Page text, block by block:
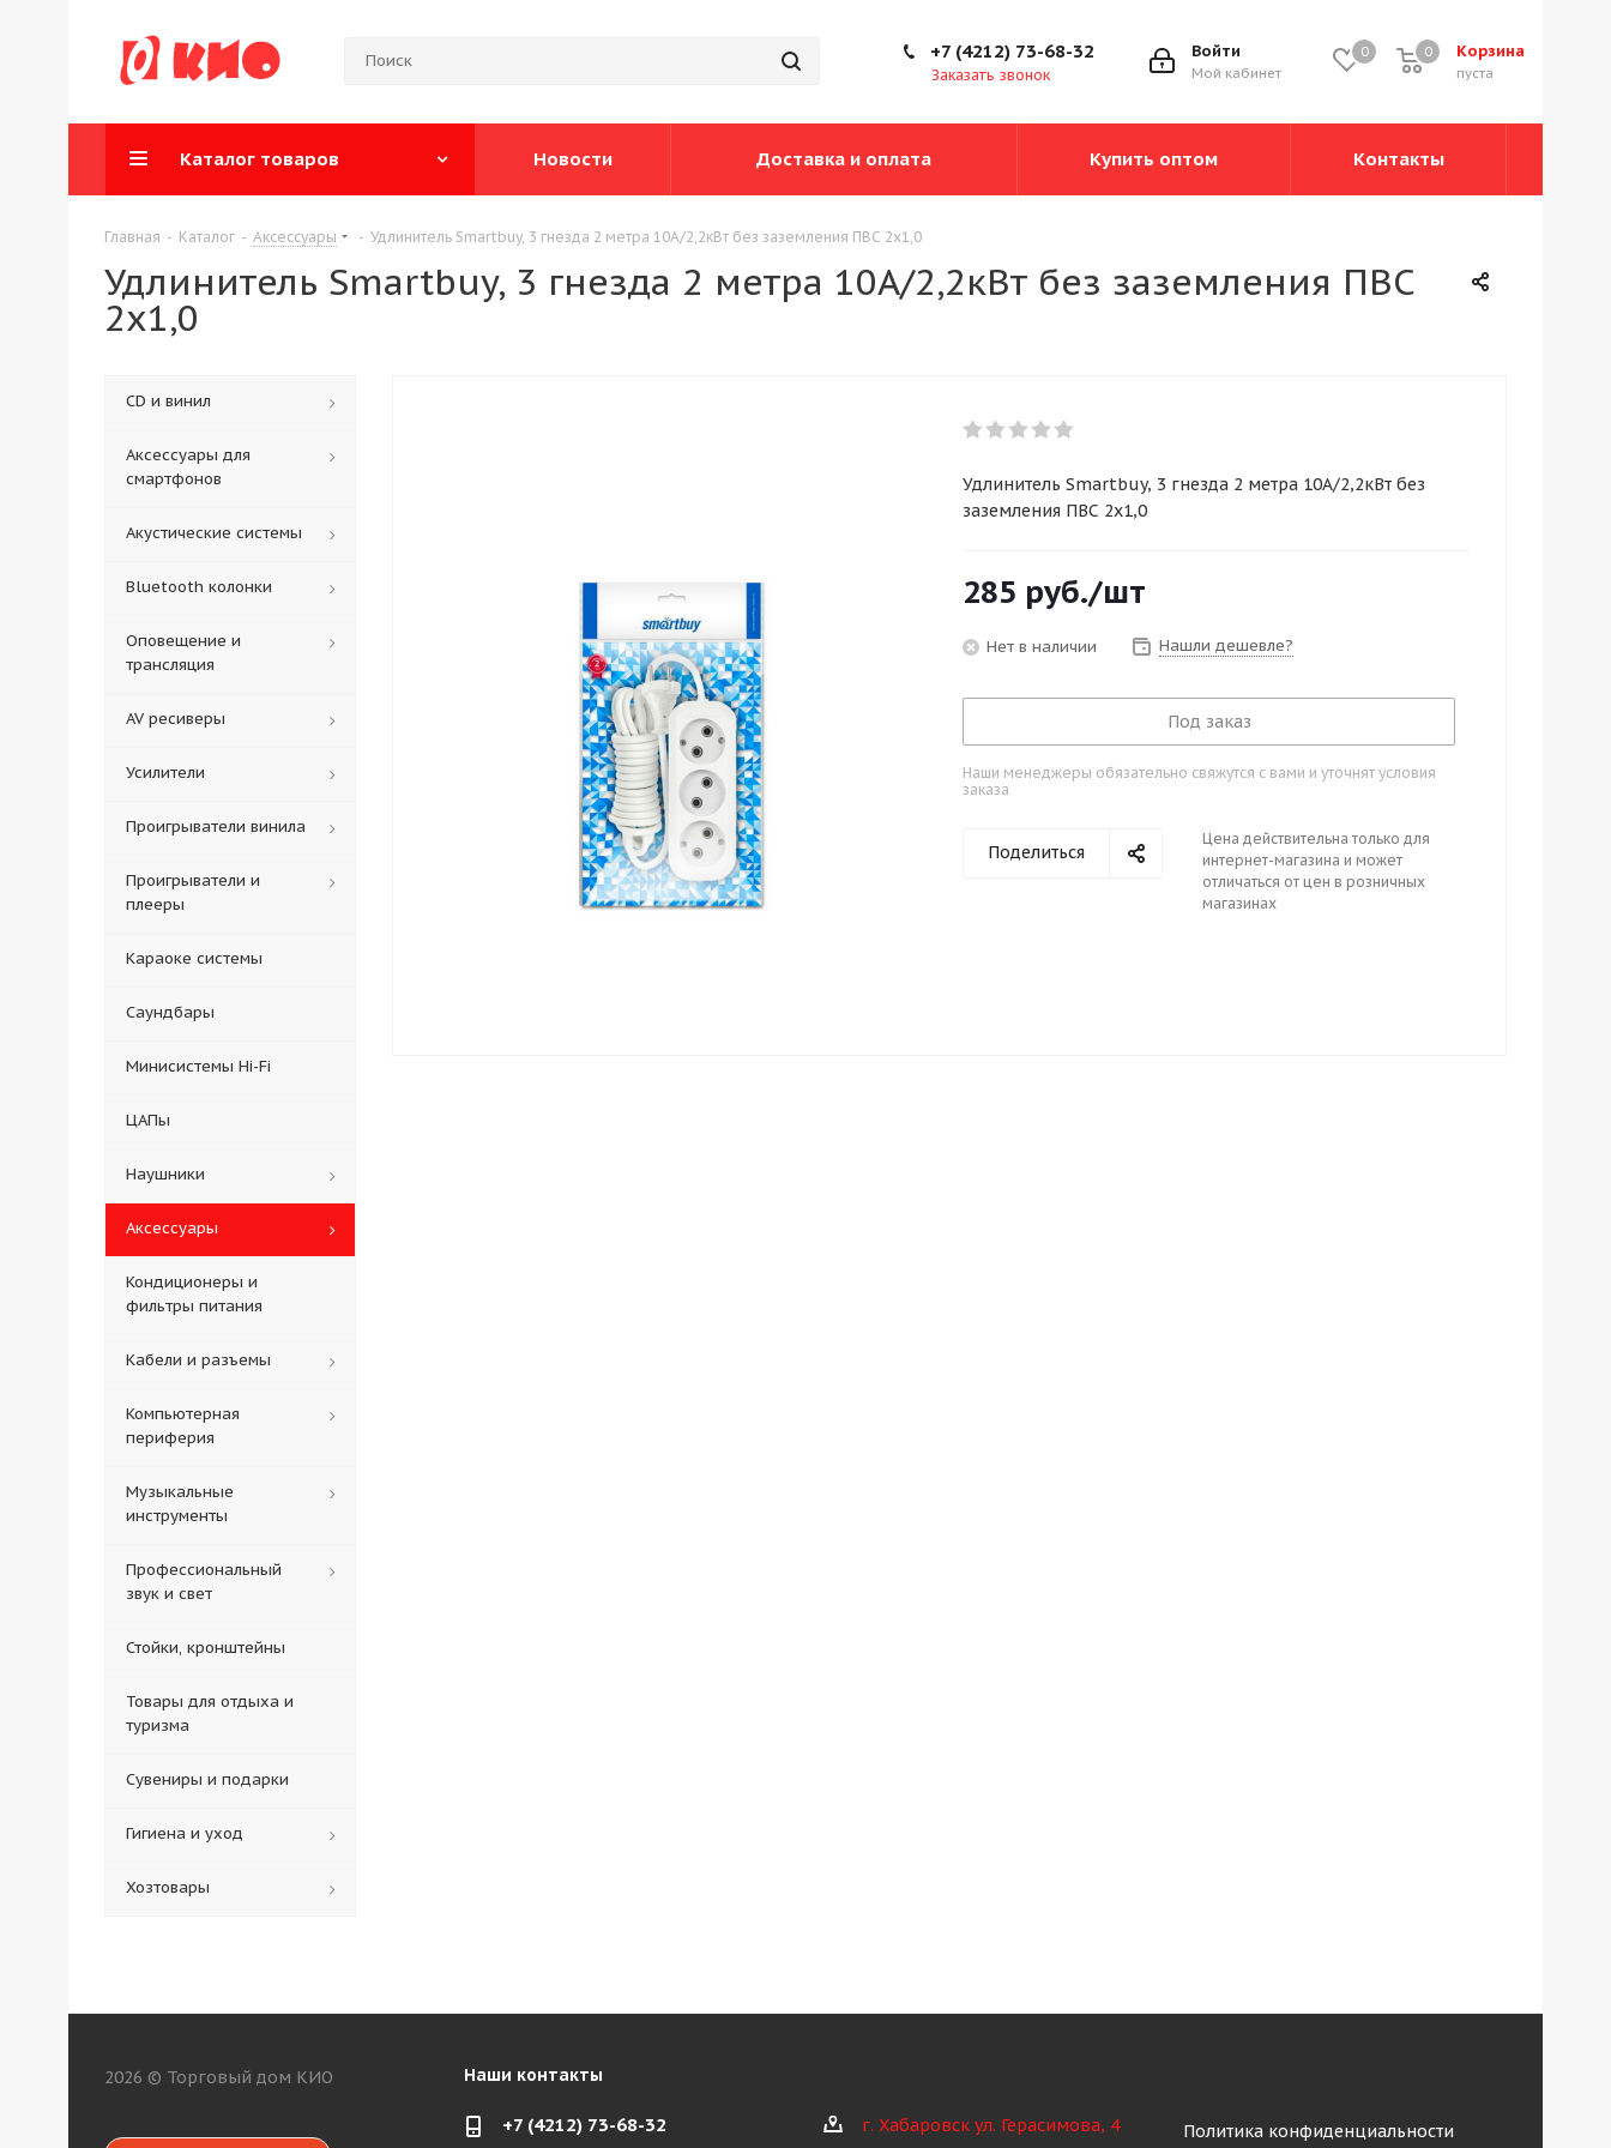
0 Корзина
0
пуста
0
Войти
Мой кабинет
+7 (4212) 73-68-32
Заказать звонок
Каталог товаров Новости Доставка и оплата Купить оптом Контакты
Главная - Каталог - Аксессуары - Удлинитель Smartbuy, 3 гнезда 2 метра 10А/2,2кВт без заземления ПВС 2х1,0
Удлинитель Smartbuy, 3 гнезда 2 метра 10А/2,2кВт без заземления ПВС
2х1,0
Удлинитель Smartbuy, 3 гнезда 2 метра 10А/2,2кВт без
заземления ПВС 2х1,0
285 руб./шт
Нет в наличии Нашли дешевле?
Под заказ
Наши менеджеры обязательно свяжутся с вами и уточнят условия
заказа
Поделиться
Цена действительна только для
интернет-магазина и может
отличаться от цен в розничных
магазинах
CD и винил
Аксессуары для
смартфонов
Акустические системы
Bluetooth колонки
Оповещение и
трансляция
AV ресиверы
Усилители
Проигрыватели винила
Проигрыватели и
плееры
Караоке системы
Саундбары
Минисистемы Hi-Fi
ЦАПы
Наушники
Аксессуары
Кондиционеры и
фильтры питания
Кабели и разъемы
Компьютерная
периферия
Музыкальные
инструменты
Профессиональный
звук и свет
Стойки, кронштейны
Товары для отдыха и
туризма
Сувениры и подарки
Гигиена и уход
Хозтовары
2026 © Торговый дом КИО Наши контакты
+7 (4212) 73-68-32 г. Хабаровск ул. Герасимова, 4 Политика конфиденциальности